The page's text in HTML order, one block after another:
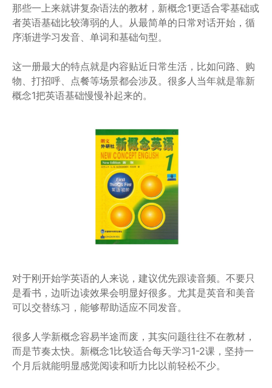
那些一上来就讲复杂语法的教材，新概念1更适合零基础或
者英语基础比较薄弱的人。从最简单的日常对话开始，循
序渐进学习发音、单词和基础句型。
这一册最大的特点就是内容贴近日常生活，比如问路、购
物、打招呼、点餐等场景都会涉及。很多人当年就是靠新
概念1把英语基础慢慢补起来的。
对于刚开始学英语的人来说，建议优先跟读音频。不要只
是看书，边听边读效果会明显好很多。尤其是英音和美音
可以交替练习，能够帮助适应不同发音。
很多人学新概念容易半途而废，其实问题往往不在教材，
而是节奏太快。新概念1比较适合每天学习1-2课，坚持一
个月后就能明显感觉阅读和听力比以前轻松不少。